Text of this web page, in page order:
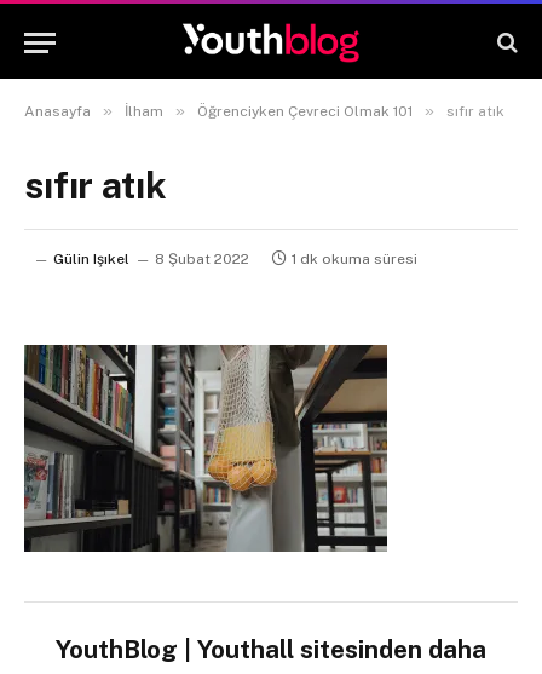
Anasayfa » İlham » Öğrenciyken Çevreci Olmak 101 » sıfır atık
sıfır atık
Gülin Işıkel 8 Şubat 2022 1 dk okuma süresi
YouthBlog | Youthall sitesinden daha